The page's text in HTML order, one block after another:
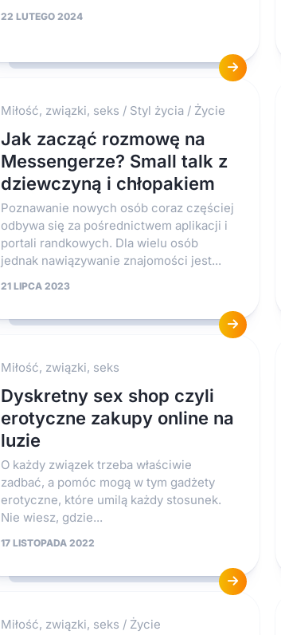
Styl
życia
22 LUTEGO 2024
Miłość, związki, seks / Styl życia / Życie
Jak zacząć rozmowę na
Messengerze? Small talk z
dziewczyną i chłopakiem
Poznawanie nowych osób coraz częściej
odbywa się za pośrednictwem aplikacji i
portali randkowych. Dla wielu osób
jednak nawiązywanie znajomości jest...
21 LIPCA 2023
Miłość, związki, seks
Dyskretny sex shop czyli
erotyczne zakupy online na
luzie
O każdy związek trzeba właściwie
zadbać, a pomóc mogą w tym gadżety
erotyczne, które umilą każdy stosunek.
Nie wiesz, gdzie...
17 LISTOPADA 2022
Miłość, związki, seks / Życie